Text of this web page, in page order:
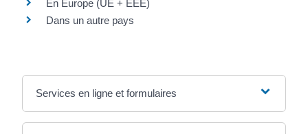
En Europe (UE + EEE)
Dans un autre pays
Services en ligne et formulaires